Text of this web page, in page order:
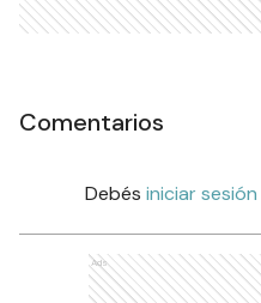
Comentarios
Debés iniciar sesión
Ads